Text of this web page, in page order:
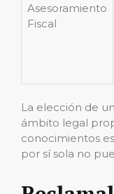
Asesoramiento
Fiscal
La elección de
ámbito legal
conocimientos
por sí sola no